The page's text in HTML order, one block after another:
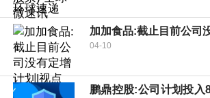
加加食品:截止目前公司
04-10
鹏鼎控股:公司计划投入